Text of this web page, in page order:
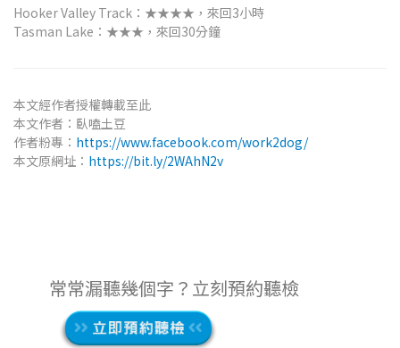
Hooker Valley Track：★★★★，來回3小時
Tasman Lake：★★★，來回30分鐘
本文經作者授權轉載至此
本文作者：臥嗑土豆
作者粉專： https://www.facebook.com/work2dog/
本文原網址： https://bit.ly/2WAhN2v
常常漏聽幾個字？立刻預約聽檢